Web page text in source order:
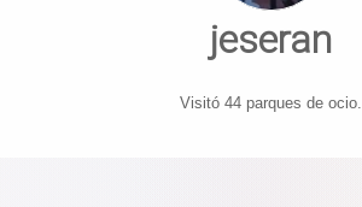
jeseran
Visitó 44 parques de ocio.